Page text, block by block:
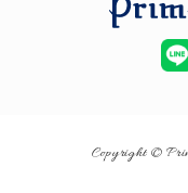
Copyright ©